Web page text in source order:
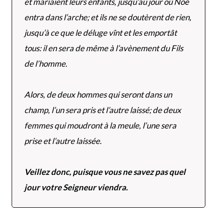
entra dans l’arche;et ils ne se doutèrent de rien,
jusqu’à ce que le déluge vînt et les emportât
tous: il en sera de même à l’avènement du Fils
de l’homme.
Alors, de deux hommes qui seront dans un
champ, l’un sera pris et l’autre laissé; de deux
femmes qui moudront à la meule, l’une sera
prise et l’autre laissée.
Veillez donc, puisque vous ne savez pas quel
jour votre Seigneur viendra.